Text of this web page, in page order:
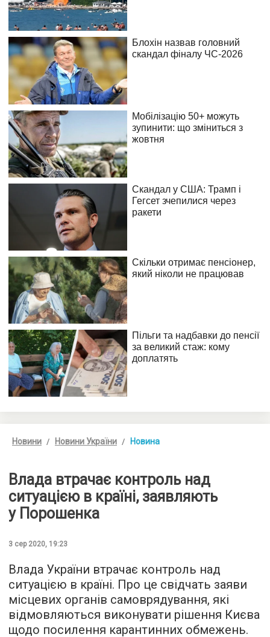
Новини Новини України Новина
Влада втрачає контроль над
ситуацією в країні, заявляють
у Порошенка
3 сер 2020, 19:23
Влада України втрачає контроль над
ситуацією в країні. Про це свідчать заяви
місцевих органів самоврядування, які
відмовляються виконувати рішення Києва
щодо посилення карантинних обмежень.